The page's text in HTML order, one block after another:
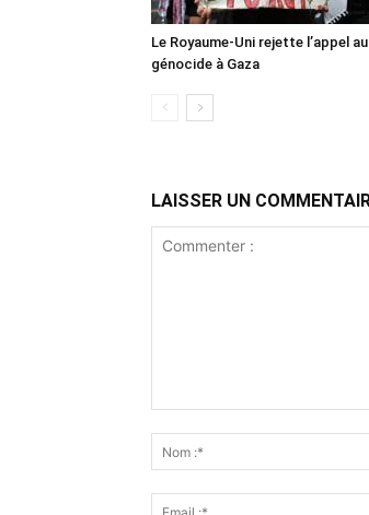
Le Royaume-Uni rejette l’appel au
génocide à Gaza
LAISSER UN